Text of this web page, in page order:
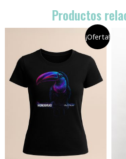
Productos
¡Oferta!